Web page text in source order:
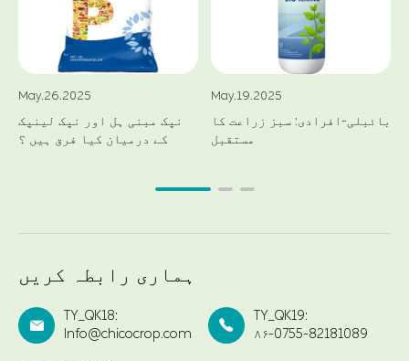
May.26.2025
نپک مبنی ہل اور نپک لینپک
کے درمیان کیا فرق ہیں ؟
May.19.2025
بائبلی-افرادی: سبز زراعت کا
مستقبل
ہماری رابطہ کریں

TY_QK18:
Info@chicocrop.com

TY_QK19:
۸۶-0755-82181089